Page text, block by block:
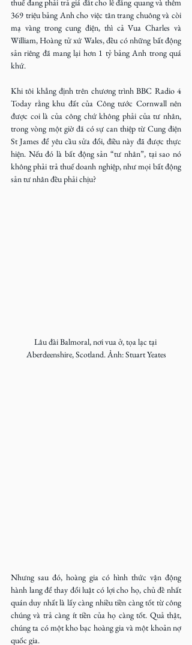
thuế đang phải trả giá đắt cho lễ đăng quang và thêm
369 triệu bảng Anh cho việc tân trang chuông và còi
mạ vàng trong cung điện, thì cả Vua Charles và
William, Hoàng tử xứ Wales, đều có những bất động
sản riêng đã mang lại hơn 1 tỷ bảng Anh trong quá
khứ.
Khi tôi khẳng định trên chương trình BBC Radio 4
Today rằng khu đất của Công tước Cornwall nên
được coi là của công chứ không phải của tư nhân,
trong vòng một giờ đã có sự can thiệp từ Cung điện
St James để yêu cầu sửa đổi, điều này đã được thực
hiện. Nếu đó là bất động sản “tư nhân”, tại sao nó
không phải trả thuế doanh nghiệp, như mọi bất động
sản tư nhân đều phải chịu?
Lâu đài Balmoral, nơi vua ở, tọa lạc tại
Aberdeenshire, Scotland. Ảnh: Stuart Yeates
Nhưng sau đó, hoàng gia có hình thức vận động
hành lang để thay đổi luật có lợi cho họ, chủ đề nhất
quán duy nhất là lấy càng nhiều tiền càng tốt từ công
chúng và trả càng ít tiền của họ càng tốt. Quả thật,
chúng ta có một kho bạc hoàng gia và một khoản nợ
quốc gia.